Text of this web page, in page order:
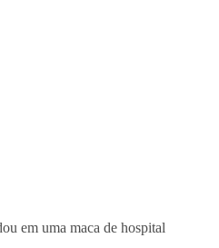
em uma maca de hospital